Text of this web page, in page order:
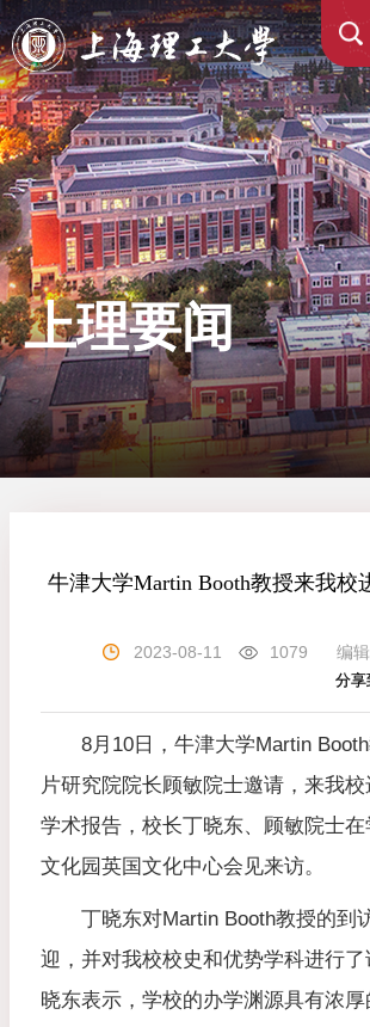
上理要闻
牛津大学Martin Booth教授来我校
2023-08-11 1079 编辑
分享
8月10日，牛津大学Martin
片研究院院长顾敏院士邀请，来我
学术报告，校长丁晓东、顾敏院士
文化园英国文化中心会见来访。
丁晓东对Martin Booth教授的到
迎，并对我校校史和优势学科进行
晓东表示，学校的办学渊源具有浓